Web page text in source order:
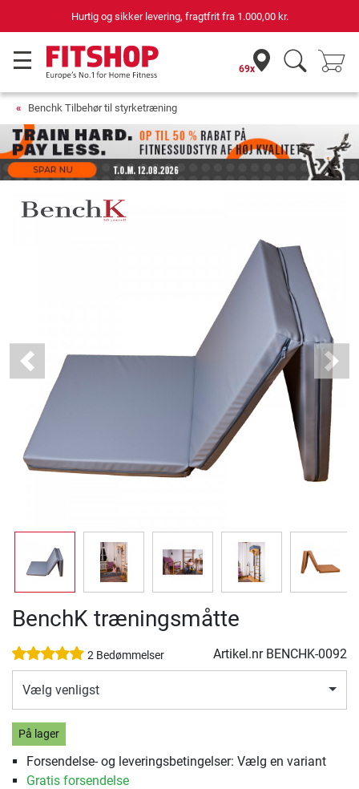
Hurtig og sikker levering, fragtfrit fra 1.000,00 kr.
69x
Benchk Tilbehør til styrketræning
Previous Next
BenchK træningsmåtte
2 Bedømmelser Artikel.nr BENCHK-0092
Vælg venligst
På lager
Forsendelse- og leveringsbetingelser: Vælg en variant
Gratis forsendelse